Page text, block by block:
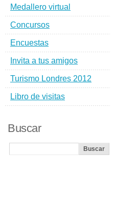
Medallero virtual
Concursos
Encuestas
Invita a tus amigos
Turismo Londres 2012
Libro de visitas
Buscar